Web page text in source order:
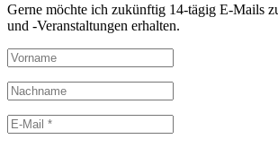
Gerne möchte ich zukünftig 14-tägig E-Mails
und -Veranstaltungen erhalten.